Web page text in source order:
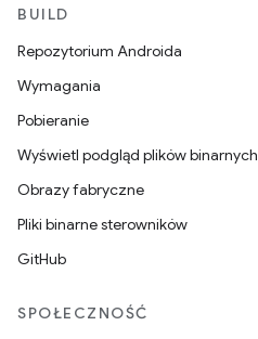
BUILD
Repozytorium Androida
Wymagania
Pobieranie
Wyświetl podgląd plików binarnych
Obrazy fabryczne
Pliki binarne sterowników
GitHub
SPOŁECZNOŚĆ